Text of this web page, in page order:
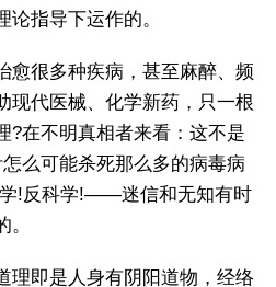
论指导下运作的。
愈很多种疾病，甚至麻醉、频
现代医械、化学新药，只一根
?在不明真相者来看：这不是
么可能杀死那么多的病毒病
!反科学!——迷信和无知有时
理即是人身有阴阳道物，经络